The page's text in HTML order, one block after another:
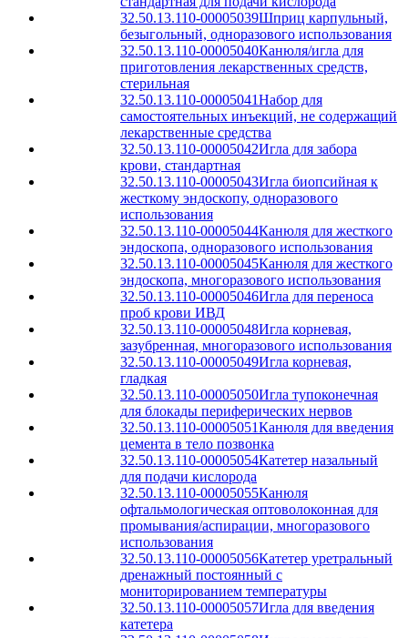
32.50.13.110-00005039Шприц карпульный,
безыгольный, одноразового использования
32.50.13.110-00005040Канюля/игла для
приготовления лекарственных средств,
стерильная
32.50.13.110-00005041Набор для
самостоятельных инъекций, не содержащий
лекарственные средства
32.50.13.110-00005042Игла для забора
крови, стандартная
32.50.13.110-00005043Игла биопсийная к
жесткому эндоскопу, одноразового
использования
32.50.13.110-00005044Канюля для жесткого
эндоскопа, одноразового использования
32.50.13.110-00005045Канюля для жесткого
эндоскопа, многоразового использования
32.50.13.110-00005046Игла для переноса
проб крови ИВД
32.50.13.110-00005048Игла корневая,
зазубренная, многоразового использования
32.50.13.110-00005049Игла корневая,
гладкая
32.50.13.110-00005050Игла тупоконечная
для блокады периферических нервов
32.50.13.110-00005051Канюля для введения
цемента в тело позвонка
32.50.13.110-00005054Катетер назальный
для подачи кислорода
32.50.13.110-00005055Канюля
офтальмологическая оптоволоконная для
промывания/аспирации, многоразового
использования
32.50.13.110-00005056Катетер уретральный
дренажный постоянный с
мониторированием температуры
32.50.13.110-00005057Игла для введения
катетера